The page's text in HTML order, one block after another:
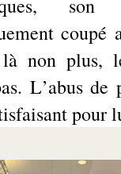
coupé
non plus,
L’abus de
pour